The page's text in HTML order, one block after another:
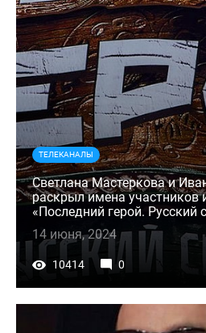
ТЕЛЕКАНАЛЫ
Светлана Мастеркова и
раскрыл имена участников
«Последний герой. Русский
14 июня, 2024
10414 0